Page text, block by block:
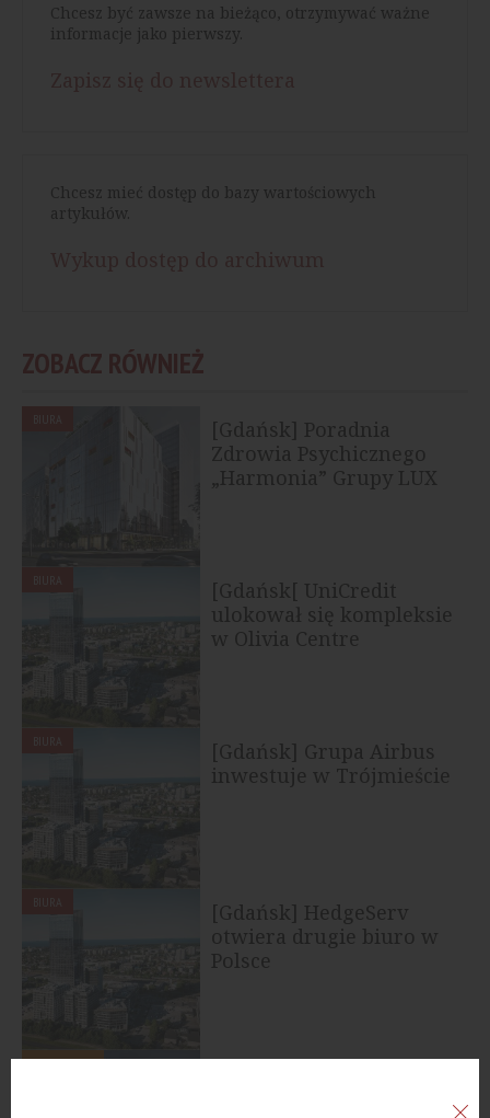
Chcesz być zawsze na bieżąco, otrzymywać ważne
informacje jako pierwszy.
Chcesz mieć dostęp do bazy wartościowych
artykułów.
ZOBACZ RÓWNIEŻ
[Gdańsk] Poradnia
Zdrowia Psychicznego
„Harmonia” Grupy LUX
[Gdańsk[ UniCredit
ulokował się kompleksie
w Olivia Centre
[Gdańsk] Grupa Airbus
inwestuje w Trójmieście
[Gdańsk] HedgeServ
otwiera drugie biuro w
Polsce
MIESZKANIA